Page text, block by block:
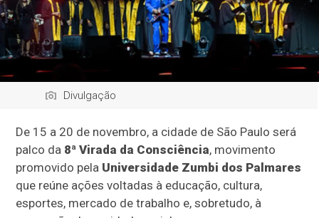
Divulgação
De 15 a 20 de novembro, a cidade de São Paulo será
palco da 8ª Virada da Consciência, movimento
promovido pela Universidade Zumbi dos Palmares
que reúne ações voltadas à educação, cultura,
esportes, mercado de trabalho e, sobretudo, à